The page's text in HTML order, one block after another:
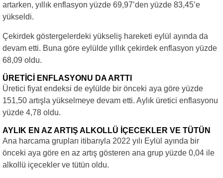
artarken, yıllık enflasyon yüzde 69,97’den yüzde 83,45’e
yükseldi.
Çekirdek göstergelerdeki yükseliş hareketi eylül ayında da
devam etti. Buna göre eylülde yıllık çekirdek enflasyon yüzde
68,09 oldu.
ÜRETİCİ ENFLASYONU DA ARTTI
Üretici fiyat endeksi de eylülde bir önceki aya göre yüzde
151,50 artışla yükselmeye devam etti. Aylık üretici enflasyonu
yüzde 4,78 oldu.
AYLIK EN AZ ARTIŞ ALKOLLÜ İÇECEKLER VE TÜTÜN
Ana harcama grupları itibarıyla 2022 yılı Eylül ayında bir
önceki aya göre en az artış gösteren ana grup yüzde 0,04 ile
alkollü içecekler ve tütün oldu.